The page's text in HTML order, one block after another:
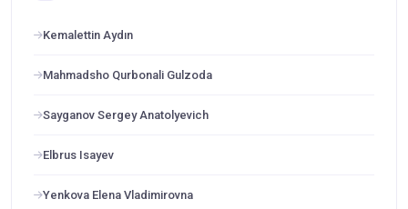
Kemalettin Aydın
Mahmadsho Qurbonali Gulzoda
Sayganov Sergey Anatolyevich
Elbrus Isayev
Yenkova Elena Vladimirovna